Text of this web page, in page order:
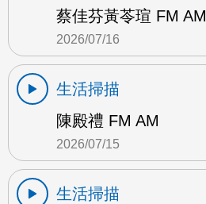
蔡佳芬黃苓瑄 FM AM
2026/07/16
生活掃描
陳殿禮 FM AM
2026/07/15
生活掃描